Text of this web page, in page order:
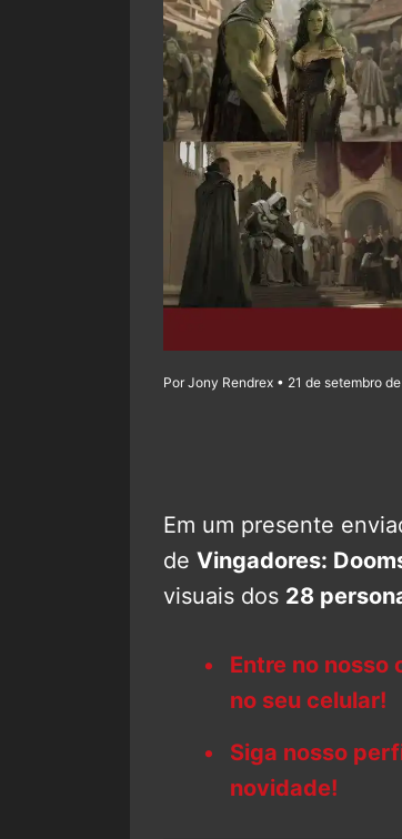
Por Jony Rendrex • 21 de setembro
Em um presente
de Vingadores:
visuais dos 28
Entre no
no seu celular!
Siga nosso
novidade!